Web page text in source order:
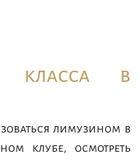
класса в
лимузином в
клубе, осмотреть